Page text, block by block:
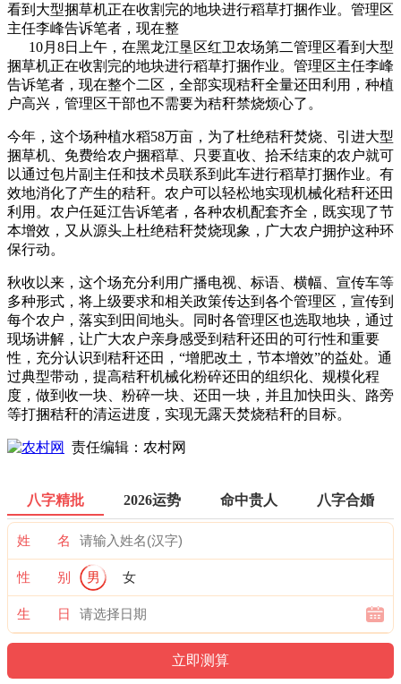
看到大型捆草机正在收割完的地块进行稻草打捆作业。管理区
主任李峰告诉笔者，现在整
10月8日上午，在黑龙江垦区红卫农场第二管理区看到大型
捆草机正在收割完的地块进行稻草打捆作业。管理区主任李峰
告诉笔者，现在整个二区，全部实现秸秆全量还田利用，种植
户高兴，管理区干部也不需要为秸秆禁烧烦心了。
今年，这个场种植水稻58万亩，为了杜绝秸秆焚烧、引进大型
捆草机、免费给农户捆稻草、只要直收、拾禾结束的农户就可
以通过包片副主任和技术员联系到此车进行稻草打捆作业。有
效地消化了产生的秸秆。农户可以轻松地实现机械化秸秆还田
利用。农户任延江告诉笔者，各种农机配套齐全，既实现了节
本增效，又从源头上杜绝秸秆焚烧现象，广大农户拥护这种环
保行动。
秋收以来，这个场充分利用广播电视、标语、横幅、宣传车等
多种形式，将上级要求和相关政策传达到各个管理区，宣传到
每个农户，落实到田间地头。同时各管理区也选取地块，通过
现场讲解，让广大农户亲身感受到秸秆还田的可行性和重要
性，充分认识到秸秆还田，“增肥改土，节本增效”的益处。通
过典型带动，提高秸秆机械化粉碎还田的组织化、规模化程
度，做到收一块、粉碎一块、还田一块，并且加快田头、路旁
等打捆秸秆的清运进度，实现无露天焚烧秸秆的目标。
责任编辑：农村网
八字精批 2026运势 命中贵人 八字合婚
姓 名
性 别 男 女
生 日